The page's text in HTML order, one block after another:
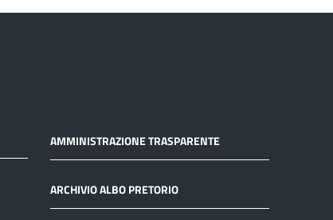
AMMINISTRAZIONE TRASPARENTE
ARCHIVIO ALBO PRETORIO